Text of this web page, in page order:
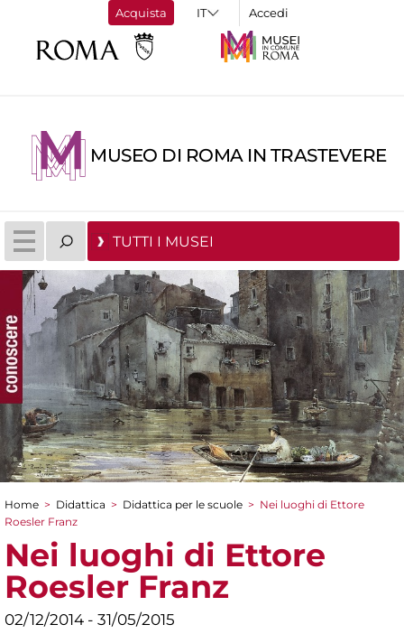
Acquista Accedi
MUSEO DI ROMA IN TRASTEVERE
TUTTI I MUSEI
Tu sei qui
Home > Didattica > Didattica per le scuole > Nei luoghi di Ettore
Roesler Franz
Nei luoghi di Ettore
Roesler Franz
02/12/2014 - 31/05/2015